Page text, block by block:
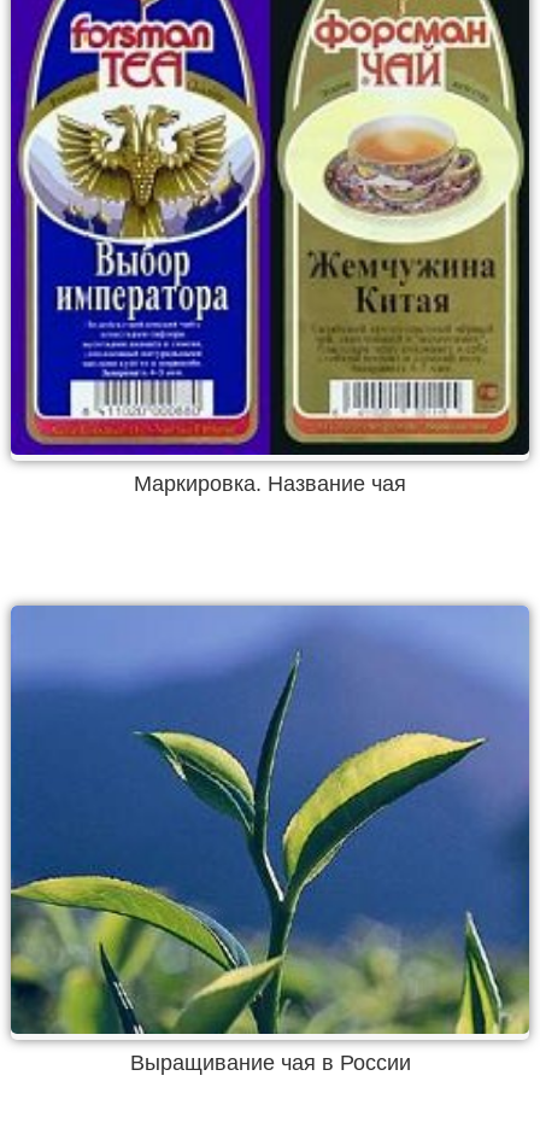
Маркировка. Название чая
Выращивание чая в России